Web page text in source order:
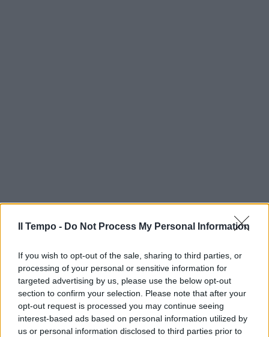
Il Tempo - Do Not Process My Personal Information
If you wish to opt-out of the sale, sharing to third parties, or
processing of your personal or sensitive information for
targeted advertising by us, please use the below opt-out
section to confirm your selection. Please note that after your
opt-out request is processed you may continue seeing
interest-based ads based on personal information utilized by
us or personal information disclosed to third parties prior to